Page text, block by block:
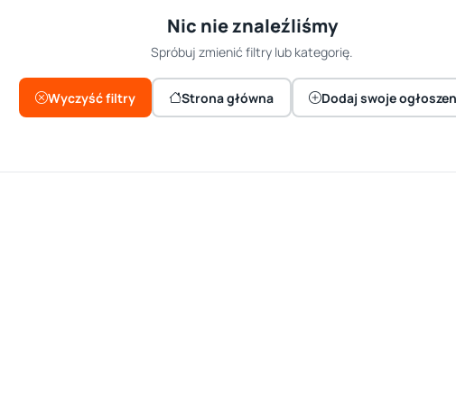
Nic nie znaleźliśmy
Spróbuj zmienić filtry lub kategorię.
Wyczyść filtry Strona główna Dodaj swoje